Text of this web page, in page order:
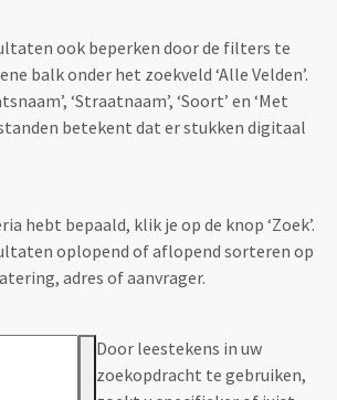
ook beperken door de filters te
balk onder het zoekveld ‘Alle Velden’.
‘Straatnaam’, ‘Soort’ en ‘Met
betekent dat er stukken digitaal
hebt bepaald, klik je op de knop ‘Zoek’.
oplopend of aflopend sorteren op
adres of aanvrager.
Door leestekens in uw
zoekopdracht te gebruiken,